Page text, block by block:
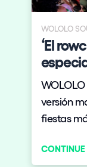
WOLOLO
‘El
versión
fiestas
CONTINUE